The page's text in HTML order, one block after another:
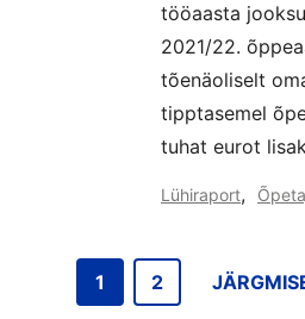
tööaasta
2021/22.
tõenäoliselt
tipptasemel
tuhat eurot
Lühiraport,
1 2